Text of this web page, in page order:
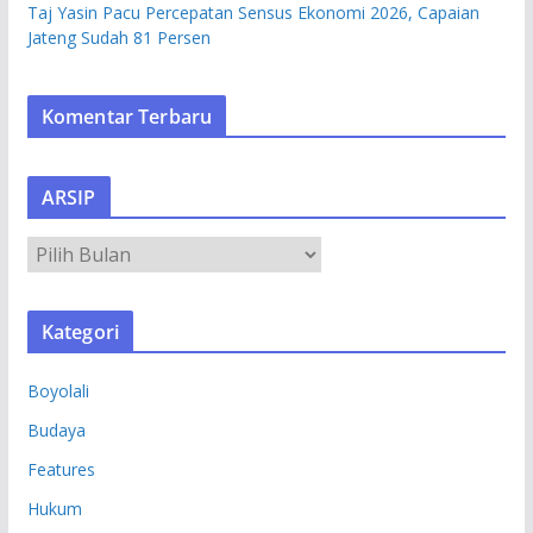
Taj Yasin Pacu Percepatan Sensus Ekonomi 2026, Capaian
Jateng Sudah 81 Persen
Komentar Terbaru
ARSIP
R
S
Kategori
Boyolali
Budaya
Features
Hukum